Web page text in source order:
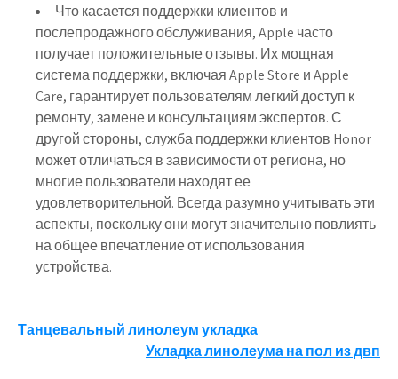
Что касается поддержки клиентов и
послепродажного обслуживания, Apple часто
получает положительные отзывы. Их мощная
система поддержки, включая Apple Store и Apple
Care, гарантирует пользователям легкий доступ к
ремонту, замене и консультациям экспертов. С
другой стороны, служба поддержки клиентов Honor
может отличаться в зависимости от региона, но
многие пользователи находят ее
удовлетворительной. Всегда разумно учитывать эти
аспекты, поскольку они могут значительно повлиять
на общее впечатление от использования
устройства.
Навигация
Танцевальный линолеум укладка
Укладка линолеума на пол из двп